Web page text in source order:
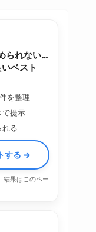
られない…
ベスト
を整理
で提示
れる
する →
結果はこのペー